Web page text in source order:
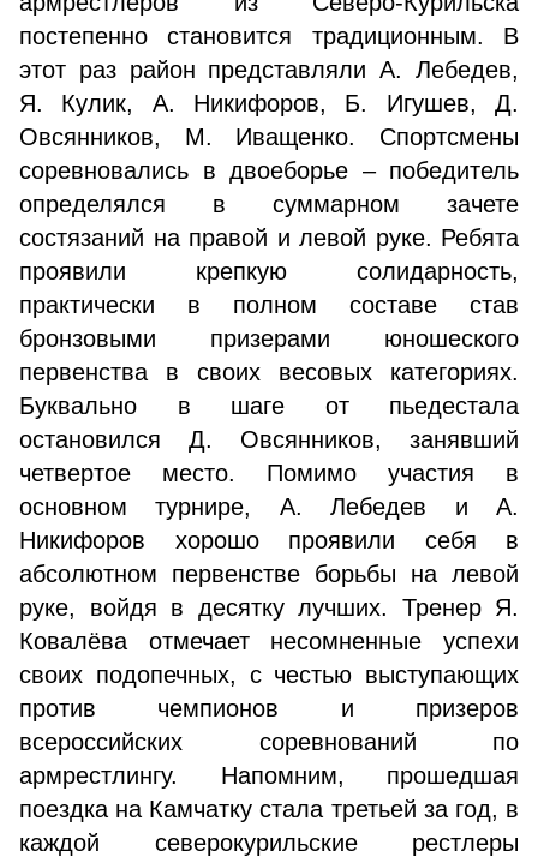
постепенно становится традиционным. В
этот раз район представляли А. Лебедев,
Я. Кулик, А. Никифоров, Б. Игушев, Д.
Овсянников, М. Иващенко. Спортсмены
соревновались в двоеборье – победитель
определялся в суммарном зачете
состязаний на правой и левой руке. Ребята
проявили крепкую солидарность,
практически в полном составе став
бронзовыми призерами юношеского
первенства в своих весовых категориях.
Буквально в шаге от пьедестала
остановился Д. Овсянников, занявший
четвертое место. Помимо участия в
основном турнире, А. Лебедев и А.
Никифоров хорошо проявили себя в
абсолютном первенстве борьбы на левой
руке, войдя в десятку лучших. Тренер Я.
Ковалёва отмечает несомненные успехи
своих подопечных, с честью выступающих
против чемпионов и призеров
всероссийских соревнований по
армрестлингу. Напомним, прошедшая
поездка на Камчатку стала третьей за год, в
каждой северокурильские рестлеры